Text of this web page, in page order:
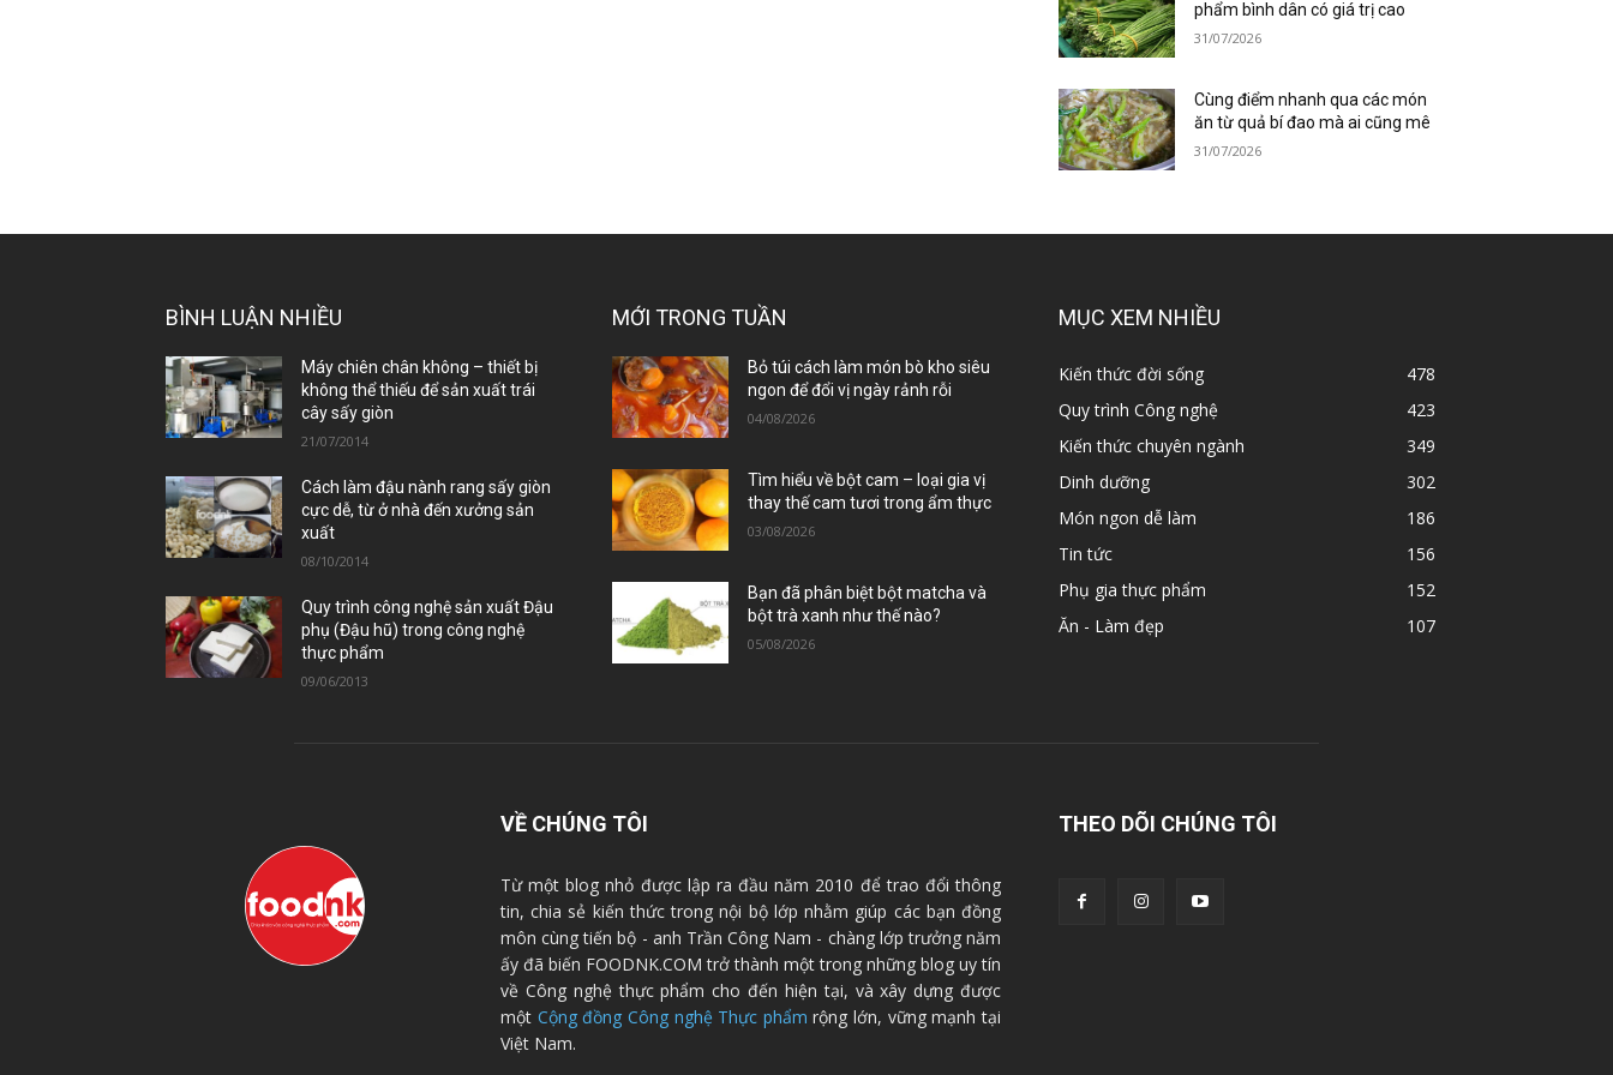
phẩm bình dân có giá trị cao
31/07/2026
Cùng điểm nhanh qua các món
ăn từ quả bí đao mà ai cũng mê
31/07/2026
BÌNH LUẬN NHIỀU
Máy chiên chân không – thiết bị
không thể thiếu để sản xuất trái
cây sấy giòn
21/07/2014
Cách làm đậu nành rang sấy giòn
cực dễ, từ ở nhà đến xưởng sản
xuất
08/10/2014
Quy trình công nghệ sản xuất Đậu
phụ (Đậu hũ) trong công nghệ
thực phẩm
09/06/2013
MỚI TRONG TUẦN
Bỏ túi cách làm món bò kho siêu
ngon để đổi vị ngày rảnh rỗi
04/08/2026
Tìm hiểu về bột cam – loại gia vị
thay thế cam tươi trong ẩm thực
03/08/2026
Bạn đã phân biệt bột matcha và
bột trà xanh như thế nào?
05/08/2026
MỤC XEM NHIỀU
Kiến thức đời sống
478
Quy trình Công nghệ
423
Kiến thức chuyên ngành
349
Dinh dưỡng
302
Món ngon dễ làm
186
Tin tức
156
Phụ gia thực phẩm
152
Ăn - Làm đẹp
107
VỀ CHÚNG TÔI
Từ một blog nhỏ được lập ra đầu năm 2010 để trao đổi thông
tin, chia sẻ kiến thức trong nội bộ lớp nhằm giúp các bạn đồng
môn cùng tiến bộ - anh Trần Công Nam - chàng lớp trưởng năm
ấy đã biến FOODNK.COM trở thành một trong những blog uy tín
về Công nghệ thực phẩm cho đến hiện tại, và xây dựng được
một Cộng đồng Công nghệ Thực phẩm rộng lớn, vững mạnh tại
Việt Nam.
THEO DÕI CHÚNG TÔI